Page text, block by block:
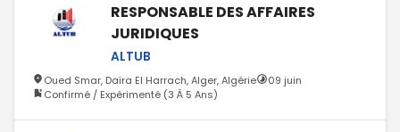
RESPONSABLE DES AFFAIRES
JURIDIQUES
ALTUB
Oued Smar, Daïra El Harrach, Alger, Algérie
09 juin
Confirmé / Expérimenté (3 À 5 Ans)